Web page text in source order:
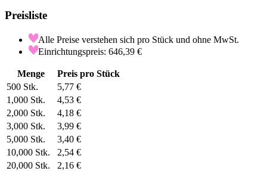
Preisliste
Alle Preise verstehen sich pro Stück und ohne MwSt.
Einrichtungspreis: 646,39 €
Menge
Preis pro Stück
500 Stk.
5,77 €
1,000 Stk.
4,53 €
2,000 Stk.
4,18 €
3,000 Stk.
3,99 €
5,000 Stk.
3,40 €
10,000 Stk.
2,54 €
20,000 Stk.
2,16 €